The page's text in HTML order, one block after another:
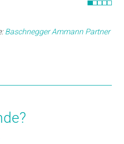
Baschnegger Ammann Partner